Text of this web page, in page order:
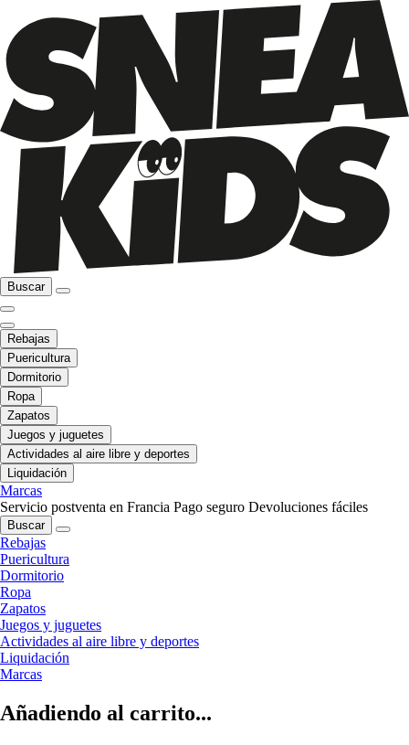
Buscar
Rebajas
Puericultura
Dormitorio
Ropa
Zapatos
Juegos y juguetes
Actividades al aire libre y deportes
Liquidación
Marcas
Servicio postventa en Francia Pago seguro Devoluciones fáciles
Buscar
Rebajas
Puericultura
Dormitorio
Ropa
Zapatos
Juegos y juguetes
Actividades al aire libre y deportes
Liquidación
Marcas
Añadiendo al carrito...